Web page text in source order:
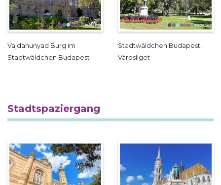
Vajdahunyad Burg im
Stadtwäldchen Budapest
Stadtwäldchen Budapest,
Városliget
Stadtspaziergang